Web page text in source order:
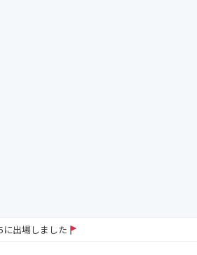
に出場しました